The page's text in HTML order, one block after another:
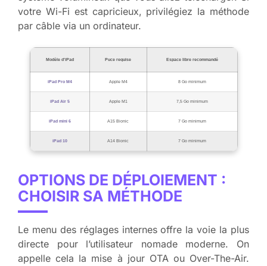
votre Wi-Fi est capricieux, privilégiez la méthode
par câble via un ordinateur.
Modèle d’iPad Puce requise Espace libre recommandé
iPad Pro M4 Apple M4 8 Go minimum
iPad Air 5 Apple M1 7,5 Go minimum
iPad mini 6 A15 Bionic 7 Go minimum
iPad 10 A14 Bionic 7 Go minimum
OPTIONS DE DÉPLOIEMENT :
CHOISIR SA MÉTHODE
Le menu des réglages internes offre la voie la plus
directe pour l’utilisateur nomade moderne. On
appelle cela la mise à jour OTA ou Over-The-Air.